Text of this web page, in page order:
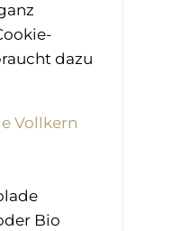
dazu
Vollkern
Bio